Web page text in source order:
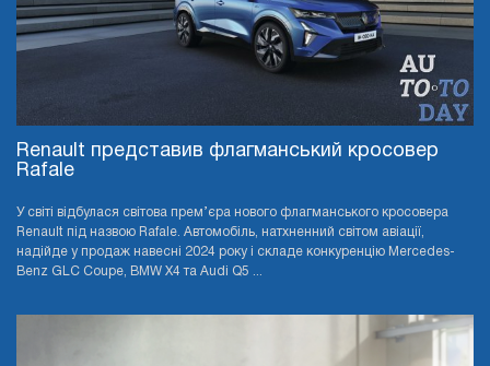
Renault представив флагманський кросовер
Rafale
У світі відбулася світова прем’єра нового флагманського кросовера
Renault під назвою Rafale. Автомобіль, натхненний світом авіації,
надійде у продаж навесні 2024 року і складе конкуренцію Mercedes-
Benz GLC Coupe, BMW X4 та Audi Q5 ...